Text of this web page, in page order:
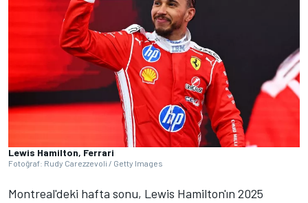
Lewis Hamilton, Ferrari
Fotoğraf: Rudy Carezzevoli / Getty Images
Montreal'deki hafta sonu, Lewis Hamilton'ın 2025